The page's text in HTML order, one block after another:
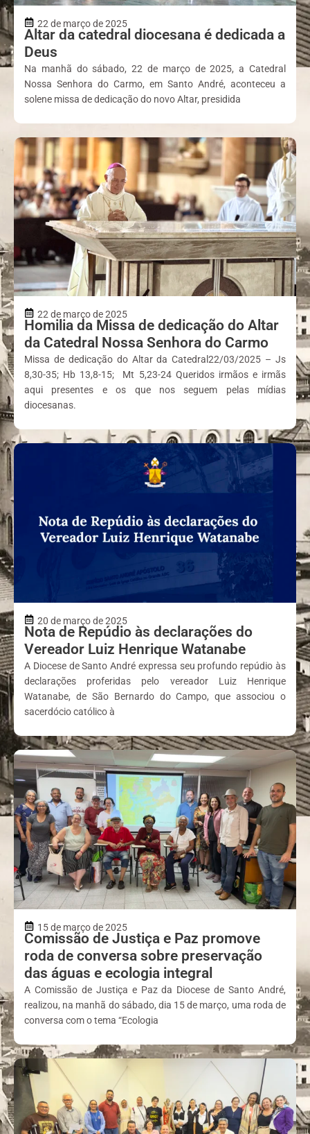
22 de março de 2025
Altar da catedral diocesana é dedicada a
Deus
Na manhã do sábado, 22 de março de 2025, a Catedral
Nossa Senhora do Carmo, em Santo André, aconteceu a
solene missa de dedicação do novo Altar, presidida
22 de março de 2025
Homilia da Missa de dedicação do Altar
da Catedral Nossa Senhora do Carmo
Missa de dedicação do Altar da Catedral22/03/2025 – Js
8,30-35; Hb 13,8-15; Mt 5,23-24 Queridos irmãos e irmãs
aqui presentes e os que nos seguem pelas mídias
diocesanas.
20 de março de 2025
Nota de Repúdio às declarações do
Vereador Luiz Henrique Watanabe
A Diocese de Santo André expressa seu profundo repúdio às
declarações proferidas pelo vereador Luiz Henrique
Watanabe, de São Bernardo do Campo, que associou o
sacerdócio católico à
15 de março de 2025
Comissão de Justiça e Paz promove
roda de conversa sobre preservação
das águas e ecologia integral
A Comissão de Justiça e Paz da Diocese de Santo André,
realizou, na manhã do sábado, dia 15 de março, uma roda de
conversa com o tema “Ecologia